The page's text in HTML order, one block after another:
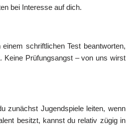
bei Interesse auf dich.
schriftlichen Test beantworten,
Keine Prüfungsangst – von uns wirst
zunächst Jugendspiele leiten, wenn
besitzt, kannst du relativ zügig in